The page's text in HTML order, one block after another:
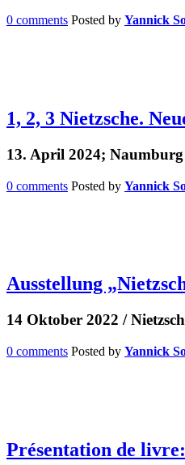
0 comments Posted by Yannick
1, 2, 3 Nietzsche.
13. April 2024; Naumburg
0 comments Posted by Yannick
Ausstellung
14 Oktober 2022 /
0 comments Posted by Yannick
Présentation de